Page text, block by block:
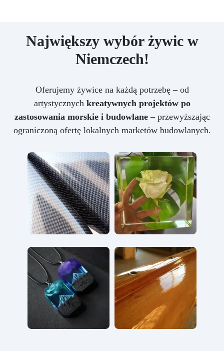
Największy wybór żywic w
Niemczech!
Oferujemy żywice na każdą potrzebę – od
artystycznych kreatywnych projektów po
zastosowania morskie i budowlane– przewyższając
ograniczoną ofertę lokalnych marketów budowlanych.